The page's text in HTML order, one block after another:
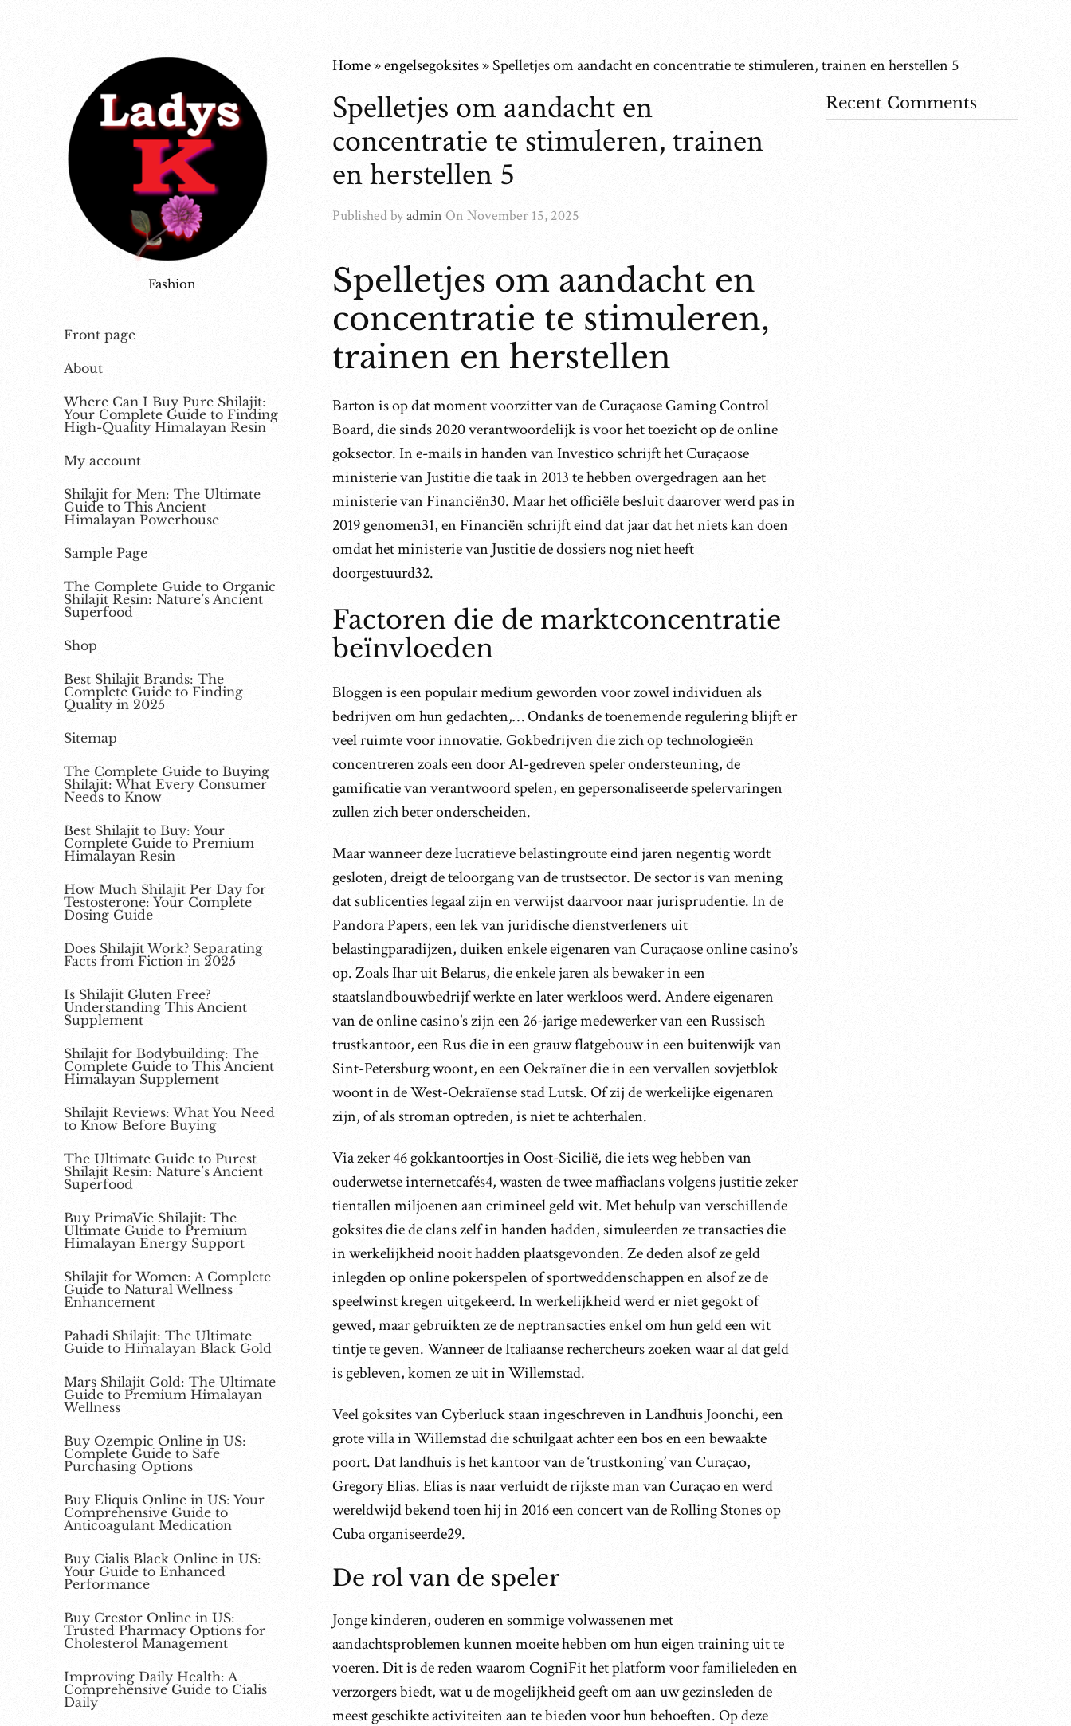
Fashion
Front page
About
Where Can I Buy Pure Shilajit:
Your Complete Guide to Finding
High-Quality Himalayan Resin
My account
Shilajit for Men: The Ultimate
Guide to This Ancient
Himalayan Powerhouse
Sample Page
The Complete Guide to Organic
Shilajit Resin: Nature’s Ancient
Superfood
Shop
Best Shilajit Brands: The
Complete Guide to Finding
Quality in 2025
Sitemap
The Complete Guide to Buying
Shilajit: What Every Consumer
Needs to Know
Best Shilajit to Buy: Your
Complete Guide to Premium
Himalayan Resin
How Much Shilajit Per Day for
Testosterone: Your Complete
Dosing Guide
Does Shilajit Work? Separating
Facts from Fiction in 2025
Is Shilajit Gluten Free?
Understanding This Ancient
Supplement
Shilajit for Bodybuilding: The
Complete Guide to This Ancient
Himalayan Supplement
Shilajit Reviews: What You Need
to Know Before Buying
The Ultimate Guide to Purest
Shilajit Resin: Nature’s Ancient
Superfood
Buy PrimaVie Shilajit: The
Ultimate Guide to Premium
Himalayan Energy Support
Shilajit for Women: A Complete
Guide to Natural Wellness
Enhancement
Pahadi Shilajit: The Ultimate
Guide to Himalayan Black Gold
Mars Shilajit Gold: The Ultimate
Guide to Premium Himalayan
Wellness
Buy Ozempic Online in US:
Complete Guide to Safe
Purchasing Options
Buy Eliquis Online in US: Your
Comprehensive Guide to
Anticoagulant Medication
Buy Cialis Black Online in US:
Your Guide to Enhanced
Performance
Buy Crestor Online in US:
Trusted Pharmacy Options for
Cholesterol Management
Improving Daily Health: A
Comprehensive Guide to Cialis
Daily
Home»engelsegoksites»Spelletjes om aandacht en concentratie te stimuleren, trainen en herstellen 5
Spelletjes om aandacht en
concentratie te stimuleren, trainen
en herstellen 5
Published byadmin On November 15, 2025
Spelletjes om aandacht en
concentratie te stimuleren,
trainen en herstellen
Barton is op dat moment voorzitter van de Curaçaose Gaming Control
Board, die sinds 2020 verantwoordelijk is voor het toezicht op de online
goksector. In e-mails in handen van Investico schrijft het Curaçaose
ministerie van Justitie die taak in 2013 te hebben overgedragen aan het
ministerie van Financiën30. Maar het officiële besluit daarover werd pas in
2019 genomen31, en Financiën schrijft eind dat jaar dat het niets kan doen
omdat het ministerie van Justitie de dossiers nog niet heeft
doorgestuurd32.
Factoren die de marktconcentratie
beïnvloeden
Bloggen is een populair medium geworden voor zowel individuen als
bedrijven om hun gedachten,… Ondanks de toenemende regulering blijft er
veel ruimte voor innovatie. Gokbedrijven die zich op technologieën
concentreren zoals een door AI-gedreven speler ondersteuning, de
gamificatie van verantwoord spelen, en gepersonaliseerde spelervaringen
zullen zich beter onderscheiden.
Maar wanneer deze lucratieve belastingroute eind jaren negentig wordt
gesloten, dreigt de teloorgang van de trustsector. De sector is van mening
dat sublicenties legaal zijn en verwijst daarvoor naar jurisprudentie. In de
Pandora Papers, een lek van juridische dienstverleners uit
belastingparadijzen, duiken enkele eigenaren van Curaçaose online casino’s
op. Zoals Ihar uit Belarus, die enkele jaren als bewaker in een
staatslandbouwbedrijf werkte en later werkloos werd. Andere eigenaren
van de online casino’s zijn een 26-jarige medewerker van een Russisch
trustkantoor, een Rus die in een grauw flatgebouw in een buitenwijk van
Sint-Petersburg woont, en een Oekraïner die in een vervallen sovjetblok
woont in de West-Oekraïense stad Lutsk. Of zij de werkelijke eigenaren
zijn, of als stroman optreden, is niet te achterhalen.
Via zeker 46 gokkantoortjes in Oost-Sicilië, die iets weg hebben van
ouderwetse internetcafés4, wasten de twee maffiaclans volgens justitie zeker
tientallen miljoenen aan crimineel geld wit. Met behulp van verschillende
goksites die de clans zelf in handen hadden, simuleerden ze transacties die
in werkelijkheid nooit hadden plaatsgevonden. Ze deden alsof ze geld
inlegden op online pokerspelen of sportweddenschappen en alsof ze de
speelwinst kregen uitgekeerd. In werkelijkheid werd er niet gegokt of
gewed, maar gebruikten ze de neptransacties enkel om hun geld een wit
tintje te geven. Wanneer de Italiaanse rechercheurs zoeken waar al dat geld
is gebleven, komen ze uit in Willemstad.
Veel goksites van Cyberluck staan ingeschreven in Landhuis Joonchi, een
grote villa in Willemstad die schuilgaat achter een bos en een bewaakte
poort. Dat landhuis is het kantoor van de ‘trustkoning’ van Curaçao,
Gregory Elias. Elias is naar verluidt de rijkste man van Curaçao en werd
wereldwijd bekend toen hij in 2016 een concert van de Rolling Stones op
Cuba organiseerde29.
De rol van de speler
Jonge kinderen, ouderen en sommige volwassenen met
aandachtsproblemen kunnen moeite hebben om hun eigen training uit te
voeren. Dit is de reden waarom CogniFit het platform voor familieleden en
verzorgers biedt, wat u de mogelijkheid geeft om aan uw gezinsleden de
meest geschikte activiteiten aan te bieden voor hun behoeften. Op deze
Recent Comments